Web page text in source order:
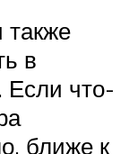
в
Если что-
ближе к